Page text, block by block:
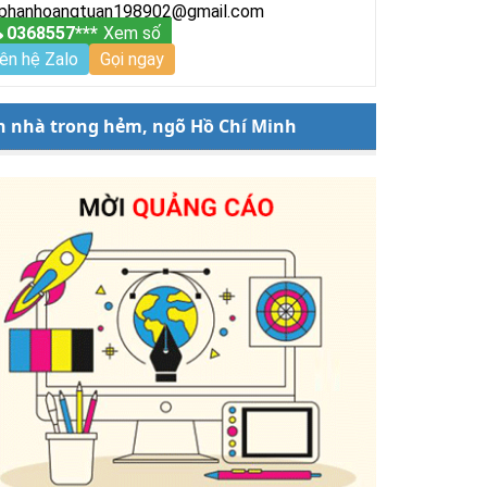
0368557*** Xem số
hệ Zalo
Gọi ngay
nhà trong hẻm, ngõ Hồ Chí Minh